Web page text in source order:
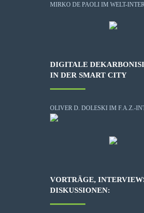
MIRKO DE PAOLI IM WELT-
DIGITALE
IN DER SMART CITY
OLIVER D. DOLESKI IM F.A.Z.-
VORTRÄGE,
DISKUSSIONEN: